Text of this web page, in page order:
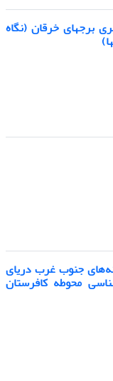
برجهای خرقان (نگاه
جنوب غرب دریای
محوطه کافرستان